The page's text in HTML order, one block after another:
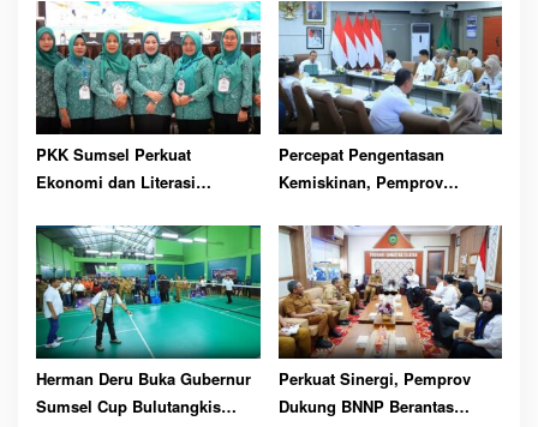
PKK Sumsel Perkuat
Ekonomi dan Literasi
Percepat Pengentasan
Kemiskinan, Pemprov
Multihelix
Herman Deru Buka Gubernur
Sumsel Cup Bulutangkis
Perkuat Sinergi, Pemprov
Dukung BNNP Berantas